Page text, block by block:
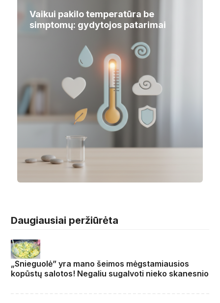
Vaikui pakilo temperatūra be
simptomų: gydytojos patarimai
Daugiausiai peržiūrėta
„Snieguolė” yra mano šeimos mėgstamiausios
kopūstų salotos! Negaliu sugalvoti nieko skanesnio